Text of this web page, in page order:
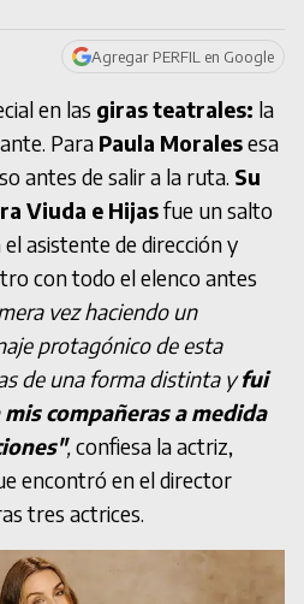
Agregar PERFIL en Google
en las giras teatrales: la
Para Paula Moralesesa
antes de salir a la ruta. Su
Viuda e Hijasfue un salto
asistente de dirección y
con todo el elenco antes
vez haciendo un
protagónico de esta
de una forma distinta yfui
compañeras a medida
,confiesa la actriz,
encontró en el director
tres actrices.